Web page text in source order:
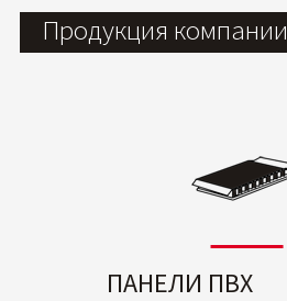
Продукция компании
ПАНЕЛИ ПВХ